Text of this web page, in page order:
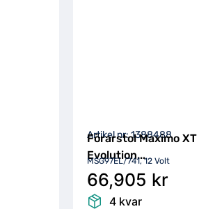
Artikel nr: 1388488
Förarstol Maximo XT
Evolution...
MSG97EL/741, 12 Volt
66,905 kr
4 kvar